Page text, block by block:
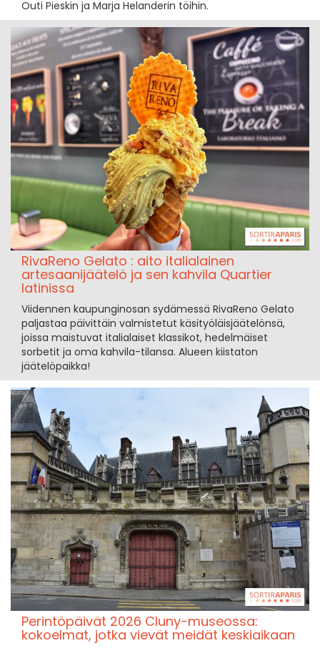
Outi Pieskin ja Marja Helanderin töihin.
RivaReno Gelato : aito italialainen
artesaanijäätelö ja sen kahvila Quartier
latinissa
Viidennen kaupunginosan sydämessä RivaReno Gelato
paljastaa päivittäin valmistetut käsityöläisjäätelönsä,
joissa maistuvat italialaiset klassikot, hedelmäiset
sorbetit ja oma kahvila-tilansa. Alueen kiistaton
jäätelöpaikka!
Perintöpäivät 2026 Cluny-museossa:
kokoelmat, jotka vievät meidät keskiaikaan